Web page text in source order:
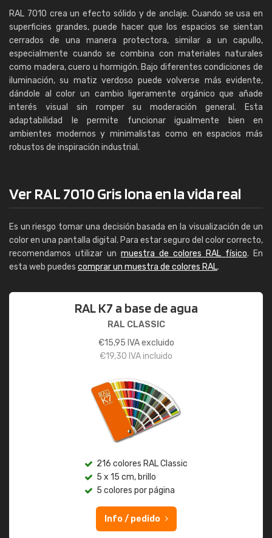
RAL 7010 crea un efecto sólido y de anclaje. Cuando se usa en
superficies grandes, puede hacer que los espacios se sientan
cerrados de una manera protectora, similar a un capullo,
especialmente cuando se combina con materiales naturales
como madera, cuero u hormigón. Bajo diferentes condiciones de
iluminación, su matiz verdoso puede volverse más evidente,
dándole al color un cambio ligeramente orgánico que añade
interés visual sin romper su moderación general. Esta
adaptabilidad le permite funcionar igualmente bien en
ambientes modernos y minimalistas como en espacios más
robustos de inspiración industrial.
Ver RAL 7010 Gris lona en la vida real
Es un riesgo tomar una decisión basada en la visualización de un
color en una pantalla digital. Para estar seguro del color correcto,
recomendamos utilizar un muestra de colores RAL físico. En
esta web puedes comprar un muestra de colores RAL.
RAL K7 a base de agua
RAL CLASSIC
€15,95 IVA excluido
€19,30 IVA incluido
216 colores RAL Classic
5 x 15 cm, brillo
5 colores por página
Info / pedido